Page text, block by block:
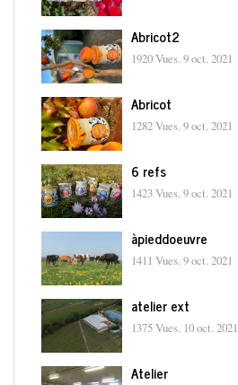
Abricot2
1920 Vues. 9 oct. 2021
Abricot
1282 Vues. 9 oct. 2021
6 refs
1423 Vues. 9 oct. 2021
àpieddoeuvre
1411 Vues. 9 oct. 2021
atelier ext
1375 Vues. 10 oct. 2021
Atelier